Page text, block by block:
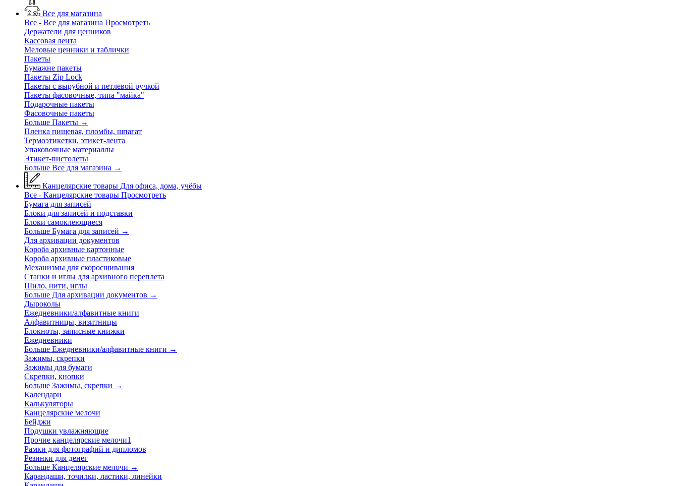
Все для магазина
Все - Все для магазина Просмотреть
Держатели для ценников
Кассовая лента
Меловые ценники и таблички
Пакеты
Бумажне пакеты
Пакеты Zip Lock
Пакеты с вырубной и петлевой ручкой
Пакеты фасовочные, типа "майка"
Подарочные пакеты
Фасовочные пакеты
Больше Пакеты →
Пленка пищевая, пломбы, шпагат
Термоэтикетки, этикет-лента
Упаковочные материаллы
Этикет-пистолеты
Больше Все для магазина →
Канцелярские товары Для офиса, дома, учёбы
Все - Канцелярские товары Просмотреть
Бумага для записей
Блоки для записей и подставки
Блоки самоклеющиеся
Больше Бумага для записей →
Для архивации документов
Короба архивные картонные
Короба архивные пластиковые
Механизмы для скоросшивания
Станки и иглы для архивного переплета
Шило, нити, иглы
Больше Для архивации документов →
Дыроколы
Ежедневники/алфавитные книги
Алфавитницы, визитницы
Блокноты, записные книжки
Ежедневники
Больше Ежедневники/алфавитные книги →
Зажимы, скрепки
Зажимы для бумаги
Скрепки, кнопки
Больше Зажимы, скрепки →
Календари
Калькуляторы
Канцелярские мелочи
Бейджи
Подушки увлажняющие
Прочие канцелярские мелочи1
Рамки для фотографий и дипломов
Резинки для денег
Больше Канцелярские мелочи →
Карандаши, точилки, ластики, линейки